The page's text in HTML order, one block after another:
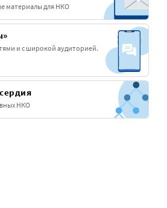
материалы для НКО
и с широкой аудиторией.
НКО